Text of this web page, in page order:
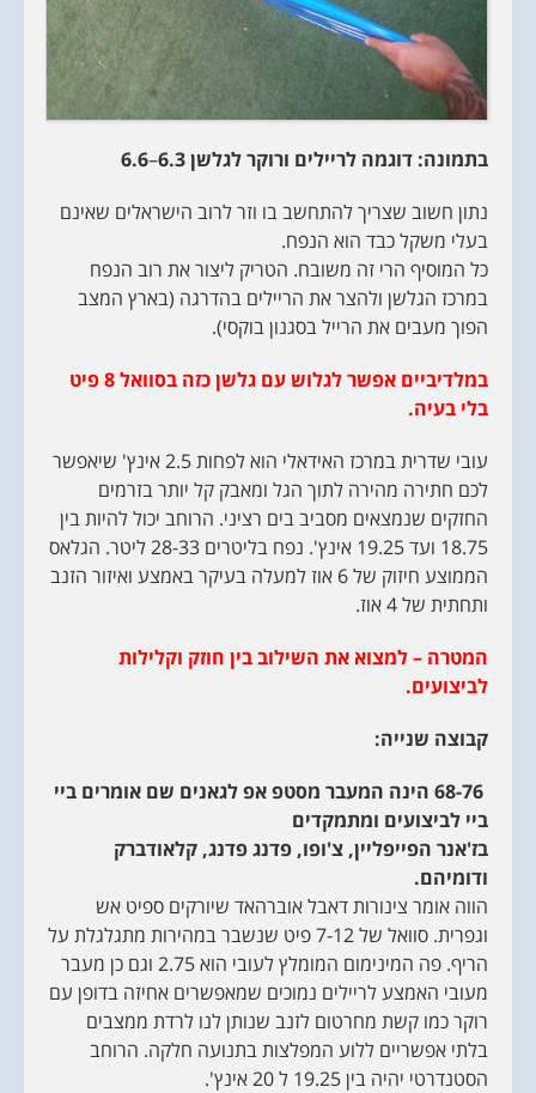
בתמונה: דוגמה לריילים ורוקר לגלשן 6.3 –
6.6
נתון חשוב שצריך להתחשב בו וזר לרוב הישראלים שאינם
בעלי משקל כבד הוא הנפח.
כל המוסיף הרי זה משובח. הטריק ליצור את רוב הנפח
במרכז הגלשן ולהצר את הריילים בהדרגה (בארץ המצב
הפוך מעבים את הרייל בסגנון בוקסי).
במלדיביים אפשר לגלוש עם גלשן כזה בסוואל 8 פיט
בלי בעיה.
עובי שדרית במרכז האידאלי הוא לפחות 2.5 אינץ' שיאפשר
לכם חתירה מהירה לתוך הגל ומאבק קל יותר בזרמים
החזקים שנמצאים מסביב בים רציני. הרוחב יכול להיות בין
18.75 ועד 19.25 אינץ'. נפח בליטרים 28-33 ליטר. הגלאס
הממוצע חיזוק של 6 אוז למעלה בעיקר באמצע ואיזור הזנב
ותחתית של 4 אוז.
המטרה – למצוא את השילוב בין חוזק וקלילות
לביצועים.
קבוצה שנייה:
68-76 הינה המעבר מסטפ אפ לגאנים שם אומרים ביי
ביי לביצועים ומתמקדים
בז'אנר הפייפליין, צ'ופו, פדנג פדנג, קלאודברק
ודומיהם.
הווה אומר צינורות דאבל אוברהאד שיורקים ספיט אש
וגפרית. סוואל של 7-12 פיט שנשבר במהירות מתגלגלת על
הריף. פה המינימום המומלץ לעובי הוא 2.75 וגם כן מעבר
מעובי האמצע לריילים נמוכים שמאפשרים אחיזה בדופן עם
רוקר כמו קשת מחרטום לזנב שנותן לנו לרדת ממצבים
בלתי אפשריים ללוע המפלצות בתנועה חלקה. הרוחב
הסטנדרטי יהיה בין 19.25 ל 20 אינץ'.